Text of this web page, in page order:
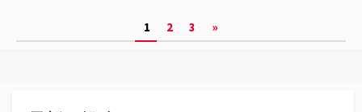
ー
1 2 3 »